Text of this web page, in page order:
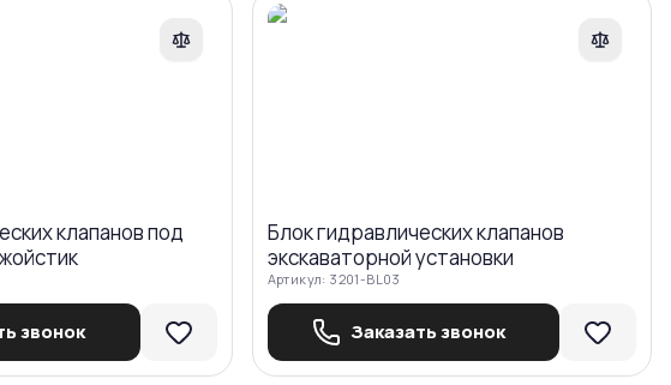
клапанов под
звонок
Блок гидравлических клапанов
экскаваторной установки
Артикул: 3201-BL03
Заказать звонок